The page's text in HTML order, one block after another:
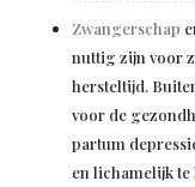
Zwangerschap
nuttig zijn voor
hersteltijd.
voor de
partum
en lichamelijk te